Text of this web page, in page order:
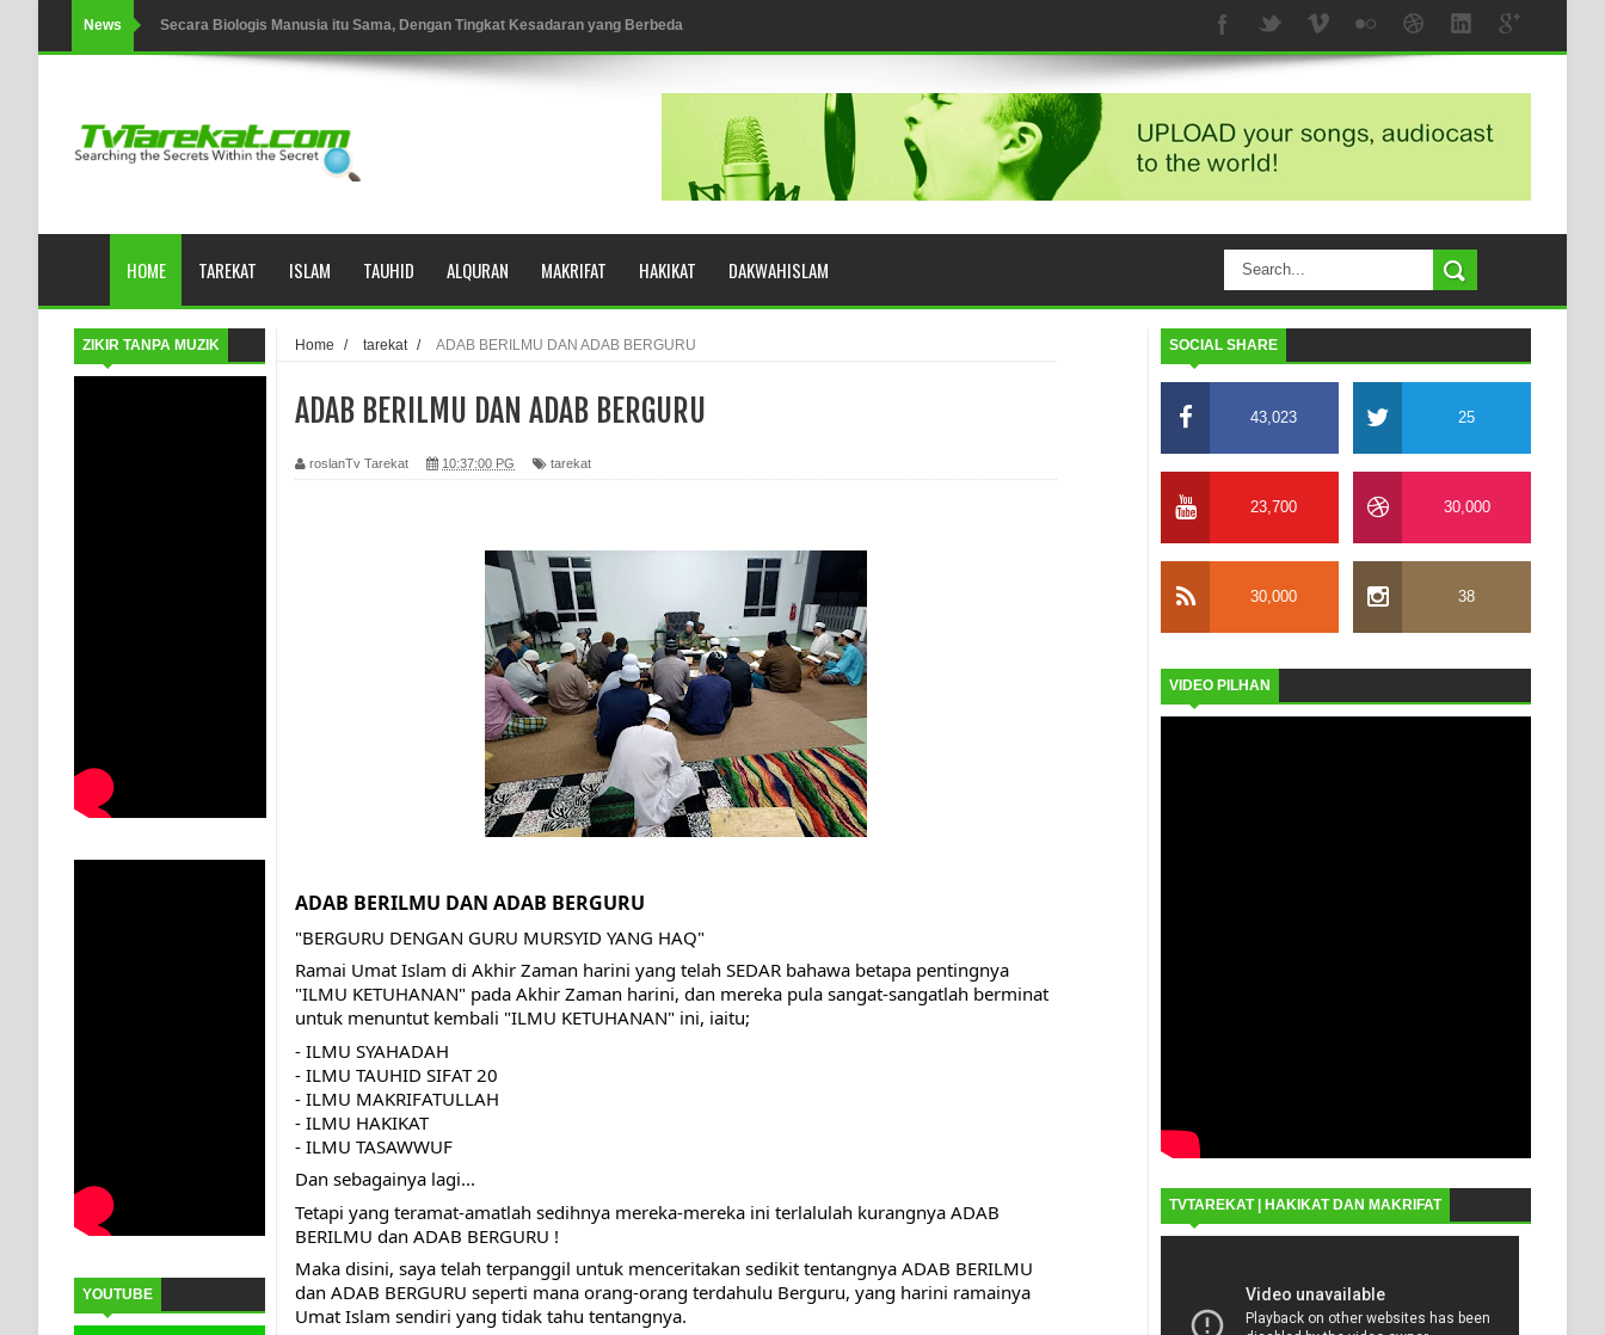
News Secara Biologis Manusia itu Sama, Dengan Tingkat Kesadaran yang Berbeda
WAHDATUL WUJUD, WAHDATU SYUHUD, DAN MANUNGGALING KAWULA GUSTI
WAHDATUL WUJUD ITU APA..??
HIKMAH AL-HIKAM IMAM IBNU ‘AṬĀ’ILLĀH - Peringkat-peringkat Zikir
AHLI SUFFAH: GOLONGAN SUFI PERTAMA DI ZAMAN RASULULLAH SAW?
Integritas amanah.
WAHDATUL WUJUD (IBNU ARABI) DAN WAHDATUS SYUHUD (AHMAD SIRHINDI)
MUKASYAFAH MENURUT AHL AL-SUNNAH WAL JAMA'AH: BUKAN SEKADAR MELIHAT, TETAPI MENGENAL DIRI
Syahadat… tapi belum benar-benar menyaksikan.
KISAH WALI SUFI, YANG BACAAN SURAT AL-FATIHAHNYA TIDAK FASIH. TAPI SINGA PUN TUNDUK PADANYA
SHAYKH TAREKAT ATAU TUKANG SIHIR? JANGAN MUDAH TERPESONA, JANGAN JUGA MUDAH MENGHUKUM
DI TANGAN MURSYID, CINTA MENEMUKAN JALAN PULANG
"Kotoran Yang Paling Bahaya Bukan Pada Pakaian, Tetapi Pada Qalbi"
HOME TAREKAT ISLAM TAUHID ALQURAN MAKRIFAT HAKIKAT DAKWAHISLAM
ZIKIR TANPA MUZIK
YOUTUBE
Home / tarekat / ADAB BERILMU DAN ADAB BERGURU
ADAB BERILMU DAN ADAB BERGURU
roslanTv Tarekat 10:37:00 PG tarekat
ADAB BERILMU DAN ADAB BERGURU
"BERGURU DENGAN GURU MURSYID YANG HAQ"
Ramai Umat Islam di Akhir Zaman harini yang telah SEDAR bahawa betapa pentingnya
"ILMU KETUHANAN" pada Akhir Zaman harini, dan mereka pula sangat-sangatlah berminat
untuk menuntut kembali "ILMU KETUHANAN" ini, iaitu;
- ILMU SYAHADAH
- ILMU TAUHID SIFAT 20
- ILMU MAKRIFATULLAH
- ILMU HAKIKAT
- ILMU TASAWWUF
Dan sebagainya lagi...
Tetapi yang teramat-amatlah sedihnya mereka-mereka ini terlalulah kurangnya ADAB
BERILMU dan ADAB BERGURU !
Maka disini, saya telah terpanggil untuk menceritakan sedikit tentangnya ADAB BERILMU
dan ADAB BERGURU seperti mana orang-orang terdahulu Berguru, yang harini ramainya
Umat Islam sendiri yang tidak tahu tentangnya.
SOCIAL SHARE
43,023 25
23,700 30,000
30,000 38
VIDEO PILHAN
TVTAREKAT | HAKIKAT DAN MAKRIFAT